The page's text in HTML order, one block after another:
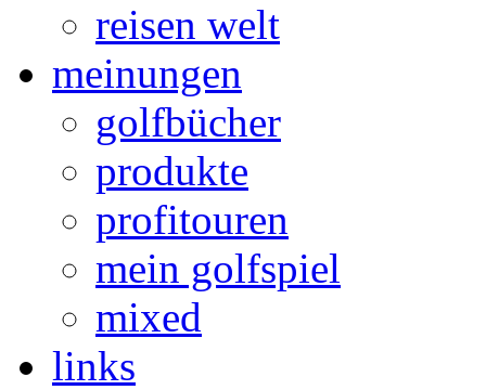
reisen welt
meinungen
golfbücher
produkte
profitouren
mein golfspiel
mixed
links